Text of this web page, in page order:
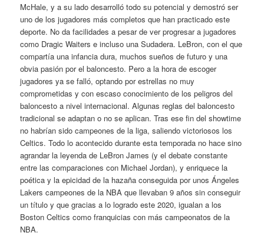
McHale, y a su lado desarrolló todo su potencial y demostró ser
uno de los jugadores más completos que han practicado este
deporte. No da facilidades a pesar de ver progresar a jugadores
como Dragic Waiters e incluso una Sudadera. LeBron, con el que
compartía una infancia dura, muchos sueños de futuro y una
obvia pasión por el baloncesto. Pero a la hora de escoger
jugadores ya se falló, optando por estrellas no muy
comprometidas y con escaso conocimiento de los peligros del
baloncesto a nivel internacional. Algunas reglas del baloncesto
tradicional se adaptan o no se aplican. Tras ese fin del showtime
no habrían sido campeones de la liga, saliendo victoriosos los
Celtics. Todo lo acontecido durante esta temporada no hace sino
agrandar la leyenda de LeBron James (y el debate constante
entre las comparaciones con Michael Jordan), y enriquece la
poética y la epicidad de la hazaña conseguida por unos Ángeles
Lakers campeones de la NBA que llevaban 9 años sin conseguir
un título y que gracias a lo logrado este 2020, igualan a los
Boston Celtics como franquicias con más campeonatos de la
NBA.